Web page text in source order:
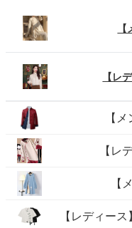
【レ
【
【レ
【
【レディー